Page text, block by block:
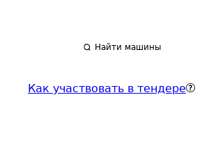
Найти машины
Как участвовать в тендере